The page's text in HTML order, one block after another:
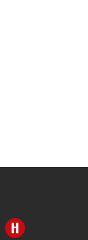
Перейти на главную